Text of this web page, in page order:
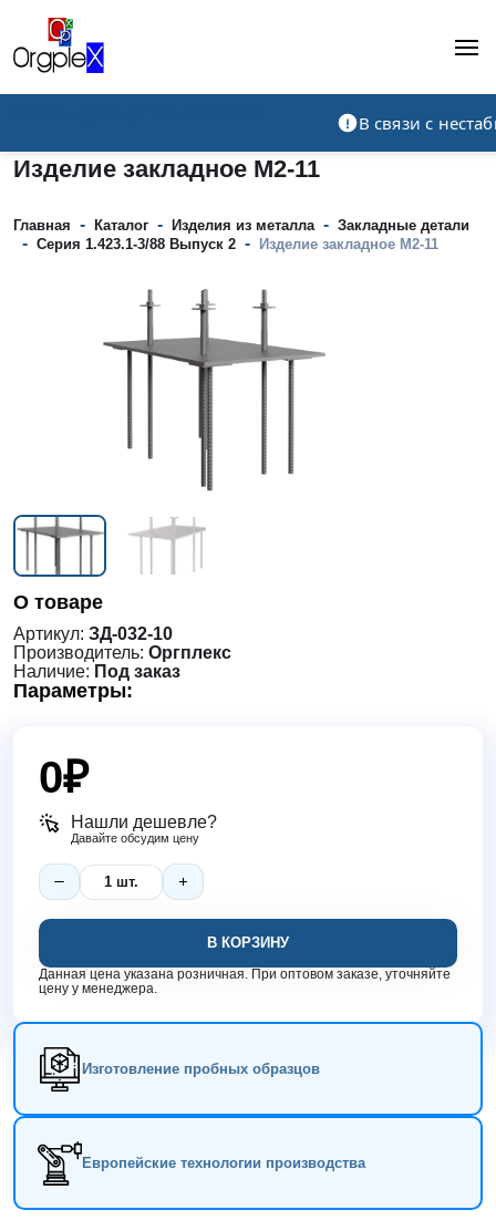
В связи с
Изделие закладное М2-11
Главная - Каталог - Изделия из металла - Закладные детали
- Серия 1.423.1-3/88 Выпуск 2 - Изделие закладное М2-11
О товаре
Артикул: ЗД-032-10
Производитель: Оргплекс
Наличие: Под заказ
Параметры:
0₽
Нашли дешевле?
Давайте обсудим цену
В КОРЗИНУ
Данная цена указана розничная. При оптовом заказе, уточняйте
цену у менеджера.
Изготовление пробных образцов
Европейские технологии производства